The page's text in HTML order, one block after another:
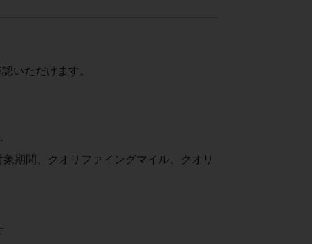
いただけます。
期間、クオリファイングマイル、クオリ